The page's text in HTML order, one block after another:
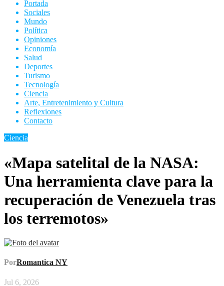
Portada
Sociales
Mundo
Política
Opiniones
Economía
Salud
Deportes
Turismo
Tecnología
Ciencia
Arte, Entretenimiento y Cultura
Reflexiones
Contacto
Ciencia
«Mapa satelital de la NASA:
Una herramienta clave para la
recuperación de Venezuela tras
los terremotos»
PorRomantica NY
Jul 6, 2026